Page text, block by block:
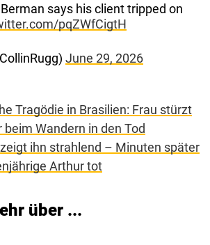
says his client tripped on
pqZWfCigtH
June 29, 2026
Tragödie in Brasilien: Frau stürzt
Wandern in den Tod
ihn strahlend – Minuten später
Arthur tot
über ...